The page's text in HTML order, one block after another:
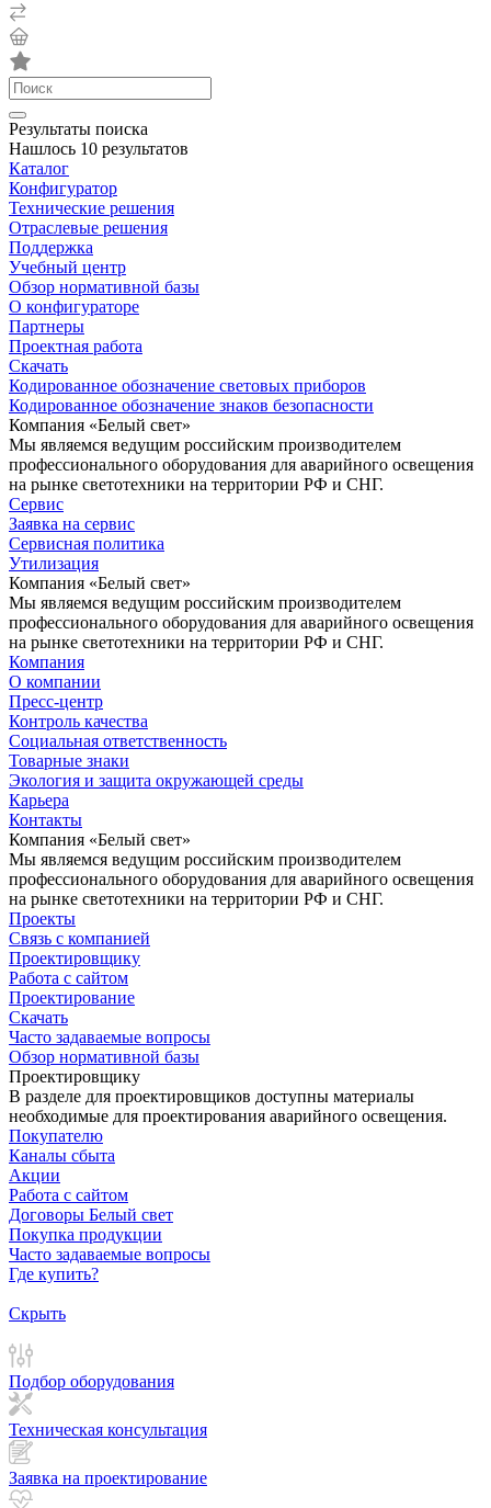
Результаты поиска
Нашлось 10 результатов
Каталог
Конфигуратор
Технические решения
Отраслевые решения
Поддержка
Учебный центр
Обзор нормативной базы
О конфигураторе
Партнеры
Проектная работа
Скачать
Кодированное обозначение световых приборов
Кодированное обозначение знаков безопасности
Компания «Белый свет»
Мы являемся ведущим российским производителем
профессионального оборудования для аварийного освещения
на рынке светотехники на территории РФ и СНГ.
Сервис
Заявка на сервис
Сервисная политика
Утилизация
Компания «Белый свет»
Мы являемся ведущим российским производителем
профессионального оборудования для аварийного освещения
на рынке светотехники на территории РФ и СНГ.
Компания
О компании
Пресс-центр
Контроль качества
Социальная ответственность
Товарные знаки
Экология и защита окружающей среды
Карьера
Контакты
Компания «Белый свет»
Мы являемся ведущим российским производителем
профессионального оборудования для аварийного освещения
на рынке светотехники на территории РФ и СНГ.
Проекты
Связь с компанией
Проектировщику
Работа с сайтом
Проектирование
Скачать
Часто задаваемые вопросы
Обзор нормативной базы
Проектировщику
В разделе для проектировщиков доступны материалы
необходимые для проектирования аварийного освещения.
Покупателю
Каналы сбыта
Акции
Работа с сайтом
Договоры Белый свет
Покупка продукции
Часто задаваемые вопросы
Где купить?
Скрыть
Подбор оборудования
Техническая консультация
Заявка на проектирование